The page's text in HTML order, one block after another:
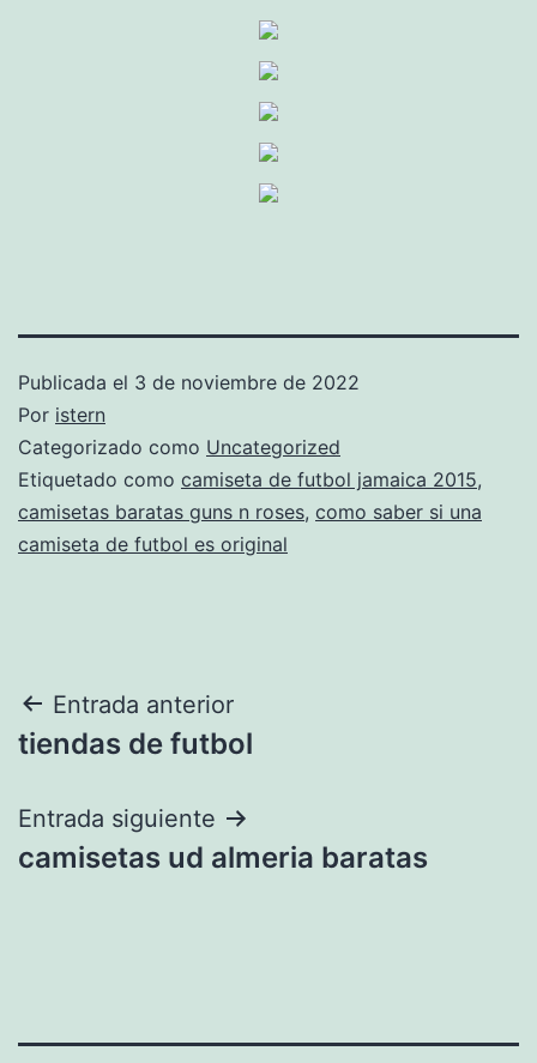
Publicada el 3 de noviembre de 2022
Por istern
Categorizado como Uncategorized
Etiquetado como camiseta de futbol jamaica 2015,
camisetas baratas guns n roses, como saber si una
camiseta de futbol es original
Navegación
de
entradas
Entrada anterior
tiendas de futbol
Entrada siguiente
camisetas ud almeria baratas